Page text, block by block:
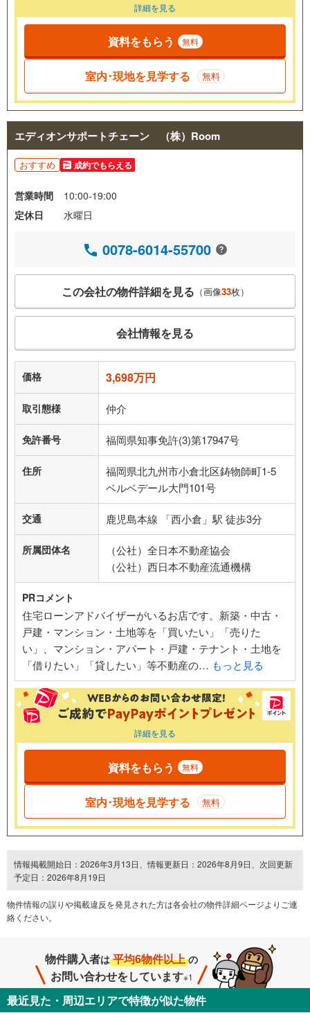
詳細を見る
資料をもらう 無料
室内･現地を見学する 無料
エディオンサポートチェーン （株）Room
おすすめ 成約でもらえる
営業時間
10:00-19:00
定休日
水曜日
0078-6014-55700
この会社の物件詳細を見る （画像33枚）
会社情報を見る
価格 3,698万円
取引態様 仲介
免許番号 福岡県知事免許(3)第17947号
住所
福岡県北九州市小倉北区鋳物師町1-5
ベルベデール大門101号
交通 鹿児島本線 「西小倉」駅 徒歩3分
所属団体名
（公社）全日本不動産協会
（公社）西日本不動産流通機構
PRコメント
住宅ローンアドバイザーがいるお店です。新築・中古・
戸建・マンション・土地等を「買いたい」「売りた
い」、マンション・アパート・戸建・テナント・土地を
「借りたい」「貸したい」等不動産の… もっと見る
詳細を見る
資料をもらう 無料
室内･現地を見学する 無料
情報掲載開始日：2026年3月13日、情報更新日：2026年8月9日、次回更新
予定日：2026年8月19日
物件情報の誤りや掲載違反を発⾒された方は各会社の物件詳細ページよりご連
絡ください。
物件購入者は 平均6物件以上 の
お問い合わせをしています※1
最近見た・周辺エリアで特徴が似た物件